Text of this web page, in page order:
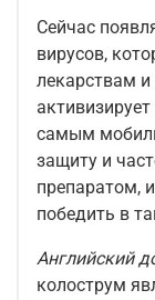
Сейчас
вирусов,
лекарствам
самым
защиту и
препаратом,
победить в
Английский
колострум